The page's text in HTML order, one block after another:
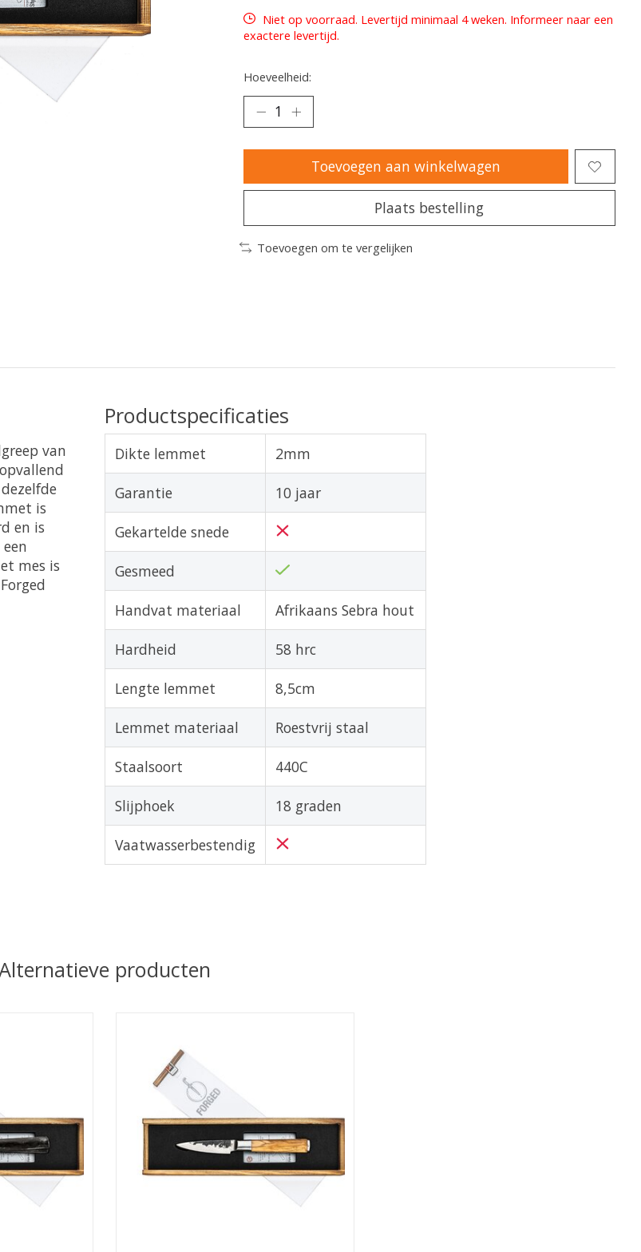
Niet op voorraad. Levertijd minimaal 4 weken. Informeer naar een
exactere levertijd.
Hoeveelheid:
Toevoegen aan winkelwagen
Plaats bestelling
Toevoegen om te vergelijken
van
is
en is
mes is
Productspecificaties
Dikte lemmet 2mm
Garantie 10 jaar
Gekartelde snede
Gesmeed
Handvat materiaal Afrikaans Sebra hout
Hardheid 58 hrc
Lengte lemmet 8,5cm
Lemmet materiaal Roestvrij staal
Staalsoort 440C
Slijphoek 18 graden
Vaatwasserbestendig
producten